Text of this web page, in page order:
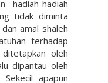
hadiah-hadiah
tidak diminta
amal shaleh
terhadap
oleh
dipantau oleh
apapun